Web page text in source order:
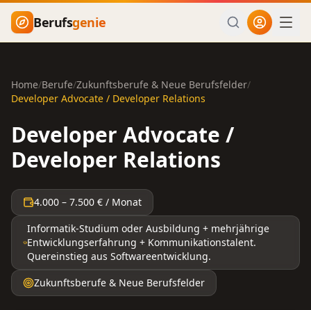
Zum Hauptinhalt springen
Berufsgenie
Home/Berufe/Zukunftsberufe & Neue Berufsfelder/
Developer Advocate / Developer Relations
Developer Advocate /
Developer Relations
4.000 – 7.500 € / Monat
Informatik-Studium oder Ausbildung + mehrjährige
Entwicklungserfahrung + Kommunikationstalent.
Quereinstieg aus Softwareentwicklung.
Zukunftsberufe & Neue Berufsfelder